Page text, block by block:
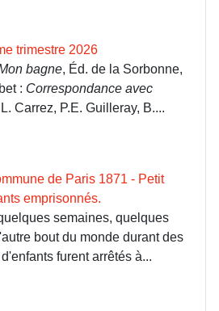
trimestre 2026
bagne, Éd. de la Sorbonne,
: Correspondance avec
Carrez, P.E. Guilleray, B....
de Paris 1871 - Petit
emprisonnés.
semaines, quelques
bout du monde durant des
furent arrêtés à...